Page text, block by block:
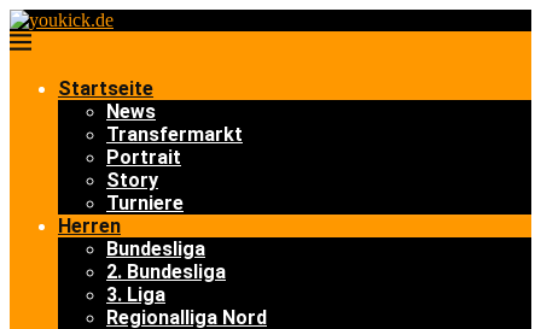
Startseite
News
Transfermarkt
Portrait
Story
Turniere
Herren
Bundesliga
2. Bundesliga
3. Liga
Regionalliga Nord